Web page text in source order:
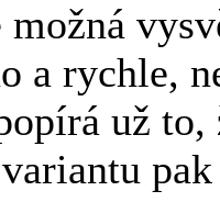
a rychle,
už